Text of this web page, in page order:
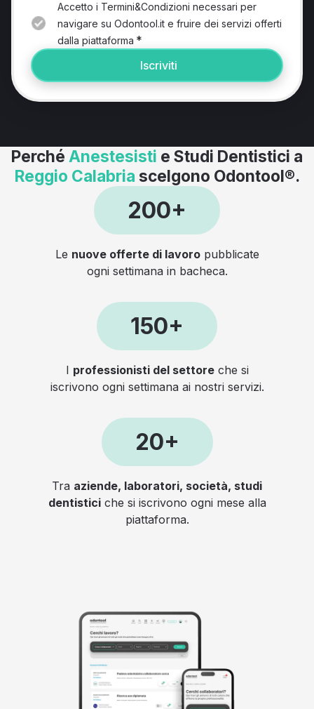
Accetto i Termini&Condizioni necessari per
navigare su Odontool.it e fruire dei servizi offerti
dalla piattaforma *
Iscriviti
Perché Anestesisti e Studi Dentistici a
Reggio Calabria scelgono Odontool®.
200+
Le nuove offerte di lavoropubblicate
ogni settimana in bacheca.
150+
I professionisti del settoreche si
iscrivono ogni settimana ai nostri servizi.
20+
Tra aziende, laboratori, società, studi
dentisticiche si iscrivono ogni mese alla
piattaforma.